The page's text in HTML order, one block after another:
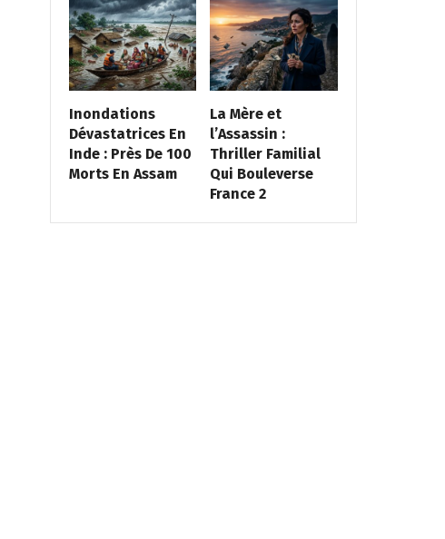
Inondations
Dévastatrices En
Inde : Près De 100
Morts En Assam
La Mère et
l’Assassin :
Thriller Familial
Qui Bouleverse
France 2